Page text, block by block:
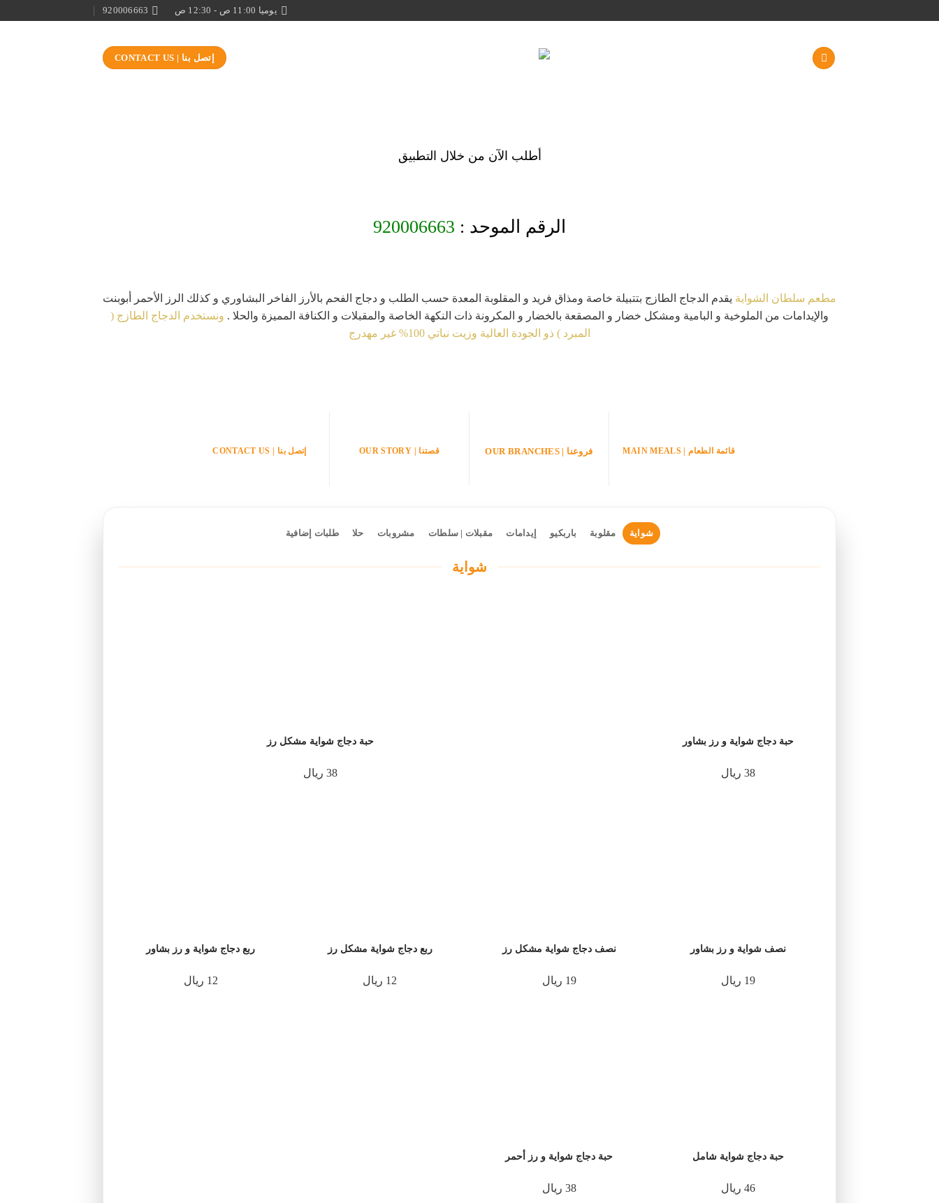
يوميا 11:00 ص - 12:30 ص 920006663
إتصل بنا | CONTACT US
أطلب الآن من خلال التطبيق
الرقم الموحد : 920006663
مطعم سلطان الشواية يقدم الدجاج الطازج بتتبيلة خاصة ومذاق فريد و المقلوبة المعدة حسب الطلب و دجاج الفحم بالأرز الفاخر البشاوري و كذلك الرز الأحمر أبوبنت
والإيدامات من الملوخية و البامية ومشكل خضار و المصقعة بالخضار و المكرونة ذات النكهة الخاصة والمقبلات و الكنافة المميزة والحلا . ونستخدم الدجاج الطازج (
المبرد ) ذو الجودة العالية وزيت نباتي 100% غير مهدرج
قائمة الطعام | MAIN MEALS فروعنا | OUR BRANCHES قصتنا | OUR STORY إتصل بنا | CONTACT US
شواية مقلوبة باربكيو إيدامات مقبلات | سلطات مشروبات حلا طلبات إضافية
شواية
حبة دجاج شواية و رز بشاور
38 ريال
حبة دجاج شواية مشكل رز
38 ريال
نصف شواية و رز بشاور
19 ريال
نصف دجاج شواية مشكل رز
19 ريال
ربع دجاج شواية مشكل رز
12 ريال
ربع دجاج شواية و رز بشاور
12 ريال
حبة دجاج شواية شامل
46 ريال
حبة دجاج شواية و رز أحمر
38 ريال